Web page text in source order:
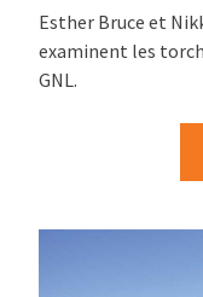
Esther Bruce et
examinent les
GNL.